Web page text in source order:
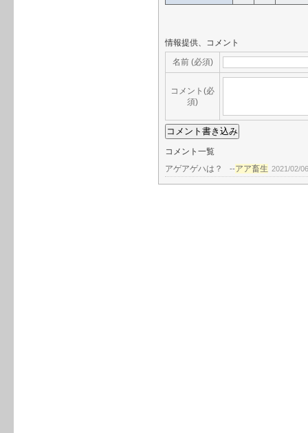
情報提供、コメント
名前 (必須)
コメント(必
須)
コメント一覧
アゲアゲハは？
--アア畜生 2021/02/